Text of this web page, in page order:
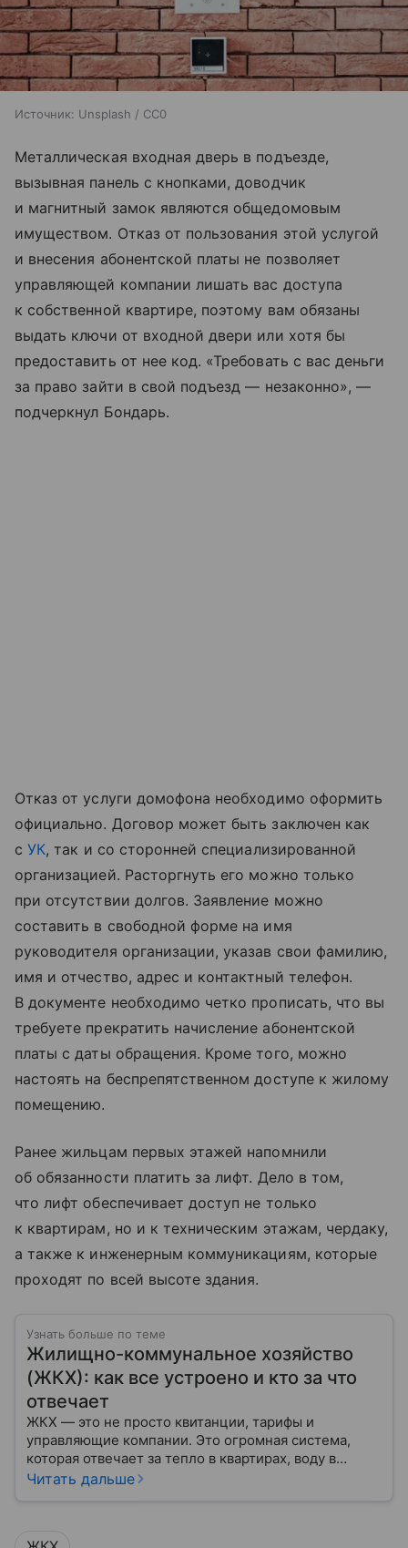
Источник: Unsplash / CC0
Металлическая входная дверь в подъезде,
вызывная панель с кнопками, доводчик
и магнитный замок являются общедомовым
имуществом. Отказ от пользования этой услугой
и внесения абонентской платы не позволяет
управляющей компании лишать вас доступа
к собственной квартире, поэтому вам обязаны
выдать ключи от входной двери или хотя бы
предоставить от нее код. «Требовать с вас деньги
за право зайти в свой подъезд — незаконно», —
подчеркнул Бондарь.
Отказ от услуги домофона необходимо оформить
официально. Договор может быть заключен как
сУК, так и со сторонней специализированной
организацией. Расторгнуть его можно только
при отсутствии долгов. Заявление можно
составить в свободной форме на имя
руководителя организации, указав свои фамилию,
имя и отчество, адрес и контактный телефон.
В документе необходимо четко прописать, что вы
требуете прекратить начисление абонентской
платы с даты обращения. Кроме того, можно
настоять на беспрепятственном доступе к жилому
помещению.
Ранее жильцам первых этажей напомнили
об обязанности платить за лифт. Дело в том,
что лифт обеспечивает доступ не только
к квартирам, но и к техническим этажам, чердаку,
а также к инженерным коммуникациям, которые
проходят по всей высоте здания.
Узнать больше по теме
Жилищно-коммунальное хозяйство
(ЖКХ): как все устроено и кто за что
отвечает
ЖКХ — это не просто квитанции, тарифы и
управляющие компании. Это огромная система,
которая отвечает за тепло в квартирах, воду в
кране, освещение улиц и чистоту во дворах.
Читать дальше